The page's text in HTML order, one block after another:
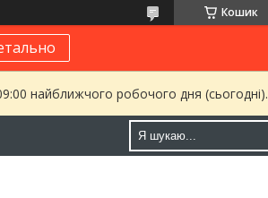
Кошик
найближчого робочого дня (сьогодні).